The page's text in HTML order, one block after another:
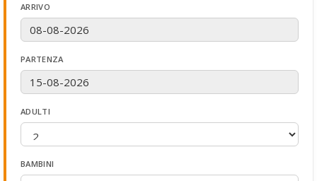
ARRIVO
PARTENZA
ADULTI
BAMBINI